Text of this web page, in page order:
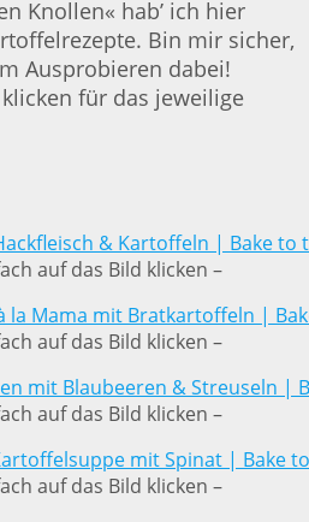
Knollen« hab’ ich hier
Bin mir sicher,
Ausprobieren dabei!
für das jeweilige
auf das Bild klicken –
auf das Bild klicken –
auf das Bild klicken –
auf das Bild klicken –